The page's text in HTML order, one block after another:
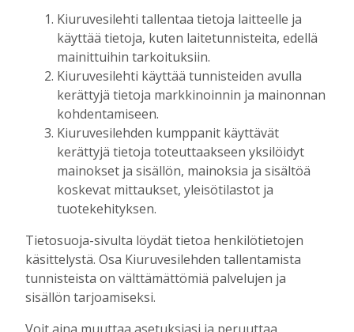
korkotason muutos heijastui alkuvuoden
tulokseen
Tilaajille
Toimitus 6.8.2026 13:18
Mikko Remes täyttää 50 vuotta – vaikka
villitystäkin on havaittavissa, sanoo
syntymäpäiväsankari oppineensa myös
hölläämään vauhtia
Tilaajille
Aku Laatikainen 5.8.2026 09:00
UUSIMMAT
MIELIPIDE
Terveisiä eduskuntaan
Kiuruvesilehti tallentaa tietoja laitteelle ja
käyttää tietoja, kuten laitetunnisteita, edellä
mainittuihin tarkoituksiin.
Kiuruvesilehti käyttää tunnisteiden avulla
kerättyjä tietoja markkinoinnin ja mainonnan
kohdentamiseen.
Kiuruvesilehden kumppanit käyttävät
kerättyjä tietoja toteuttaakseen yksilöidyt
mainokset ja sisällön, mainoksia ja sisältöä
koskevat mittaukset, yleisötilastot ja
tuotekehityksen.
Tietosuoja-sivulta löydät tietoa henkilötietojen
käsittelystä. Osa Kiuruvesilehden tallentamista
tunnisteista on välttämättömiä palvelujen ja
sisällön tarjoamiseksi.